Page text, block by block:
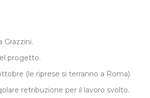
Grazzini.
progetto.
(le riprese si terranno a Roma).
retribuzione per il lavoro svolto.